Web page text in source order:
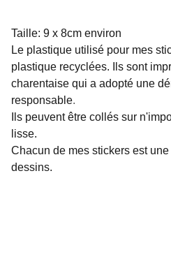
Taille: 9 x 8cm environ
Le plastique utilisé pour mes
plastique recyclées. Ils sont
charentaise qui a adopté une
responsable.
Ils peuvent être collés sur
lisse.
Chacun de mes stickers est
dessins.